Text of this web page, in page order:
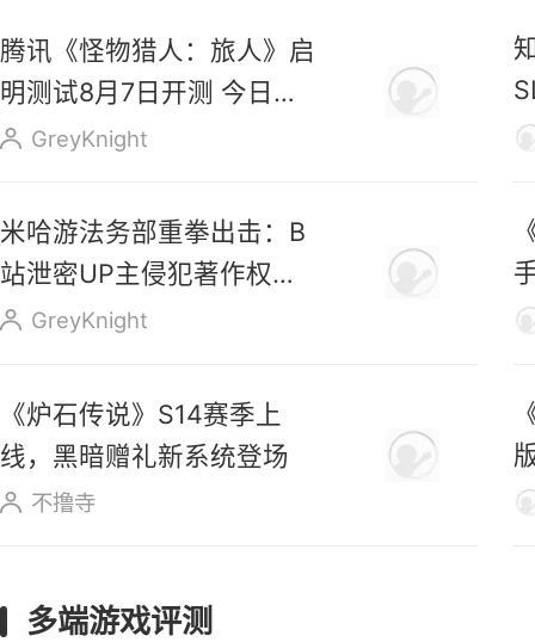
腾讯《怪物猎人：旅人》启
明测试8月7日开测 今日开
启预载
GreyKnight
米哈游法务部重拳出击：B
站泄密UP主侵犯著作权罪
成立GreyKnight
《炉石传说》S14赛季上
线，黑暗赠礼新系统登场
不撸寺
多端游戏评测